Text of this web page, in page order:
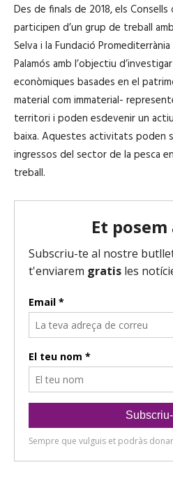
Des de finals de 2018, els
participen d’un grup de treball
Selva i la Fundació
Palamós amb l’objectiu
econòmiques basades en el
material com immaterial-
territori i poden esdevenir un
baixa. Aquestes activitats poden
ingressos del sector de la pesca
treball.